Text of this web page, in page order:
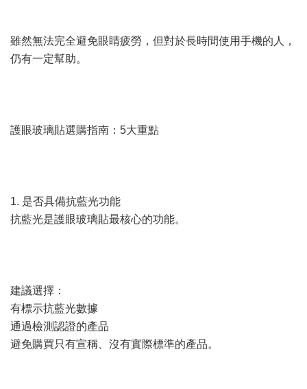
雖然無法完全避免眼睛疲勞，但對於長時間使用手機的人，
仍有一定幫助。
護眼玻璃貼選購指南：5大重點
1. 是否具備抗藍光功能
抗藍光是護眼玻璃貼最核心的功能。
建議選擇：
有標示抗藍光數據
通過檢測認證的產品
避免購買只有宣稱、沒有實際標準的產品。